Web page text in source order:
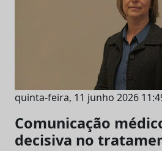
quinta-feira, 11 junho 2026
Comunicação
decisiva no